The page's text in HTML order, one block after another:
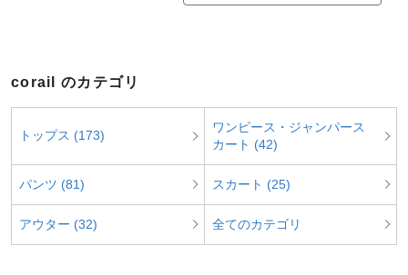
corail のカテゴリ
トップス (173)
ワンピース・ジャンパース
カート (42)
パンツ (81) スカート (25)
アウター (32) 全てのカテゴリ